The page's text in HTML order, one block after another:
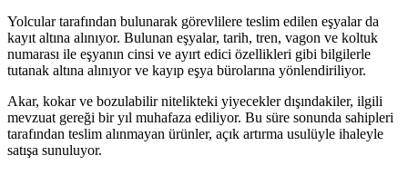
Yolcular tarafından bulunarak görevlilere teslim edilen eşyalar da
kayıt altına alınıyor. Bulunan eşyalar, tarih, tren, vagon ve koltuk
numarası ile eşyanın cinsi ve ayırt edici özellikleri gibi bilgilerle
tutanak altına alınıyor ve kayıp eşya bürolarına yönlendiriliyor.
Akar, kokar ve bozulabilir nitelikteki yiyecekler dışındakiler, ilgili
mevzuat gereği bir yıl muhafaza ediliyor. Bu süre sonunda sahipleri
tarafından teslim alınmayan ürünler, açık artırma usulüyle ihaleyle
satışa sunuluyor.